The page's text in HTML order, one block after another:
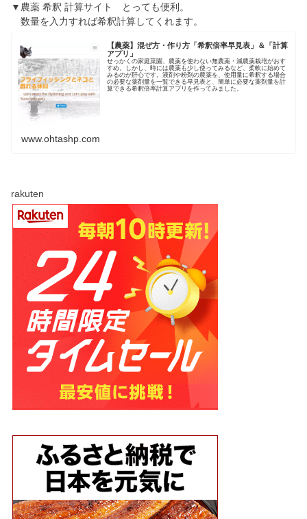
▼農薬 希釈 計算サイト とっても便利。
数量を入力すれば希釈計算してくれます。
【農薬】混ぜ方・作り方「希釈倍率早見表」＆「計算
アプリ」
せっかくの家庭菜園、農薬を使わない無農薬・減農薬栽培がおす
すめ。しかし、時には農薬も少し使ってみるなど、柔軟に始めて
みるのが肝心です。液剤や粉剤の農薬を、使用量に希釈する場合
の必要な薬剤量を一覧できる早見表と、簡単に必要な薬剤量を計
算できる希釈倍率計算アプリを作ってみました。
www.ohtashp.com
rakuten